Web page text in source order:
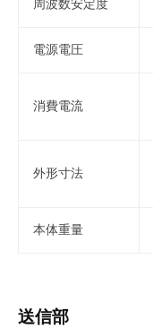
周波数安定度
電源電圧
消費電流
外形寸法
本体重量
送信部